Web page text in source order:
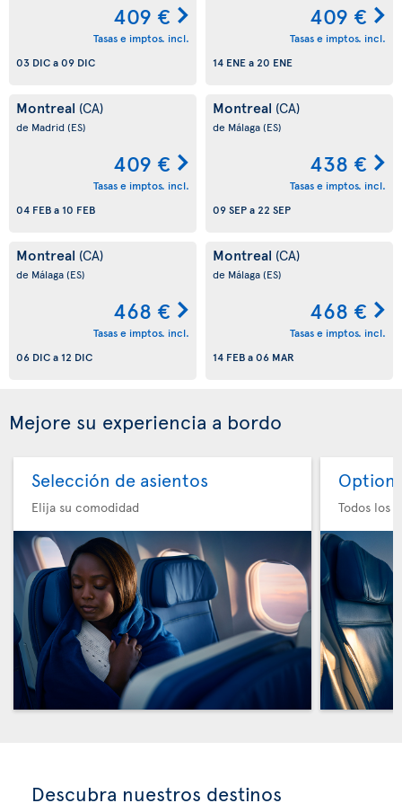
409 €
Tasas e imptos. incl.
03 DICa09 DIC
409 €
Tasas e imptos. incl.
14 ENEa20 ENE
Montreal (CA)
de Madrid(ES)
409 €
Tasas e imptos. incl.
04 FEBa 10 FEB
Montreal (CA)
de Málaga(ES)
438 €
Tasas e imptos. incl.
09 SEPa22 SEP
Montreal (CA)
de Málaga(ES)
468 €
Tasas e imptos. incl.
06 DICa 12 DIC
Montreal (CA)
de Málaga(ES)
468 €
Tasas e imptos. incl.
14 FEBa06 MAR
Mejore su experiencia a bordo
Selección de asientos
Elija su comodidad
Option
Todos los
Descubra nuestros destinos